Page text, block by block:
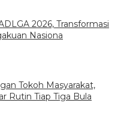
2026, Transformasi
Nasiona
Tokoh Masyarakat,
Rutin Tiap Tiga Bula